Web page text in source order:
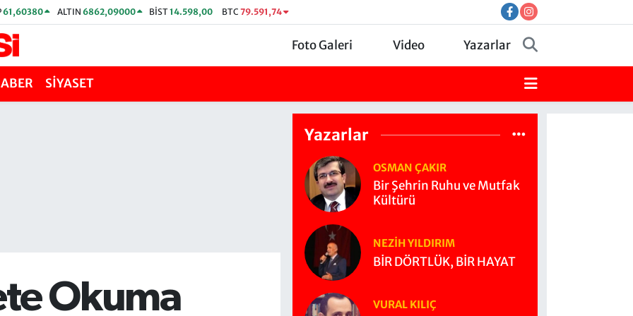
61,60380 ALTIN 6862,09000 BİST14.598,00 BTC 79.591,74
Foto Galeri Video Yazarlar
SİYASET
Okuma
Yazarlar
OSMAN ÇAKIR
Bir Şehrin Ruhu ve Mutfak
Kültürü
NEZIH YILDIRIM
BİR DÖRTLÜK, BİR HAYAT
VURAL KILIÇ